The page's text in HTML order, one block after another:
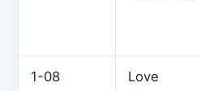
1-08
Love